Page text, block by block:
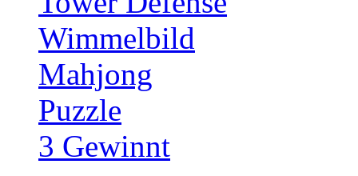
Wimmelbild
Mahjong
Puzzle
3 Gewinnt